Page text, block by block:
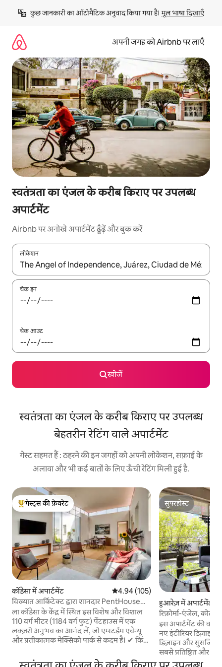
छोड़कर
कॉन्टेंट
कुछ जानकारी का ऑटोमैटिक अनुवाद किया गया है। मूल भाषा दिखाएँ
अपनी जगह को Airbnb पर लाएँ
स्वतंत्रता का एंजल के करीब किराए पर उपलब्ध
अपार्टमेंट
Airbnb पर अनोखे अपार्टमेंट ढूँढ़ें और बुक करें
लोकेशन
नतीजों के उपलब्ध होने पर, अप और डाउन 'ऐरो की' का इस्तेमाल करके नेविगेट
चेक इन
चेक आउट
खोजें
स्वतंत्रता का एंजल के करीब किराए पर उपलब्ध
बेहतरीन रेटिंग वाले अपार्टमेंट
गेस्ट सहमत हैं : ठहरने की इन जगहों को अपनी लोकेशन, सफ़ाई के
अलावा और भी कई बातों के लिए ऊँची रेटिंग मिली हुई है.
गेस्ट्स का टॉप फ़ेवरेट
गेस्ट्स की फ़ेवरेट
कोंडेसा में अपार्टमेंट औसत रेटिंग 5 में से 4.94, 105 समीक्षाएँ
4.94 (105)
विख्यात आर्किटेक्ट द्वारा शानदार PentHouse
w/Terrace
ला कोंडेसा के केंद्र में स्थित इस विशेष और विशाल
110 वर्ग मीटर (1184 वर्ग फुट) पेंटहाउस में एक
लक्ज़री अनुभव का आनंद लें, जो एम्स्टर्डम एवेन्यू
और प्रतीकात्मक मेक्सिको पार्क से कदम है। ✔ किंग
छत ✔ 1 बालकनी ✔ 24 घंटे निगरानी 1946 से✔
सुपरहोस्ट
सुपरहोस्ट
हुआरेज़ में अपार्टमेंट
रिफ़ोर्मा-एंजेल,
इस अपार्टमेंट की
नए इंटीरियर
डिज़ाइन और सुसज्जित
सबसे प्रतिष्ठित और सुंदर
से 40 कदम की दूरी पर